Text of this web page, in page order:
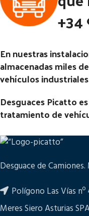
+34
En nuestras
almacenadas miles
vehículos
Desguaces Picatto
tratamiento de
Desguace de
Polígono Las Vías nº
Meres Siero Asturias